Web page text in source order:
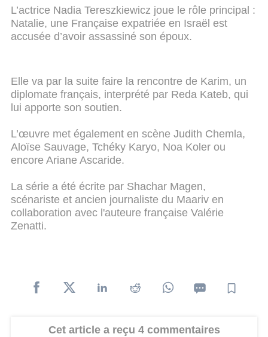
L’actrice Nadia Tereszkiewicz joue le rôle principal :
Natalie, une Française expatriée en Israël est
accusée d’avoir assassiné son époux.
Elle va par la suite faire la rencontre de Karim, un
diplomate français, interprété par Reda Kateb, qui
lui apporte son soutien.
L’œuvre met également en scène Judith Chemla,
Aloïse Sauvage, Tchéky Karyo, Noa Koler ou
encore Ariane Ascaride.
La série a été écrite par Shachar Magen,
scénariste et ancien journaliste du Maariv en
collaboration avec l'auteure française Valérie
Zenatti.
Cet article a reçu 4 commentaires